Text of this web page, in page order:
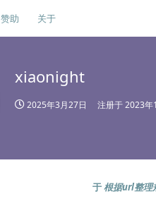
赞助 关于
xiaonight
2025年3月27日 注册于2023年
于根据url整理